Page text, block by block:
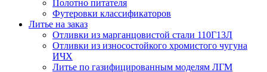
Полотно питателя
Футеровки классификаторов
Литье на заказ
Отливки из марганцовистой стали 110Г13Л
Отливки из износостойкого хромистого чугуна
ИЧХ
Литье по газифицированным моделям ЛГМ